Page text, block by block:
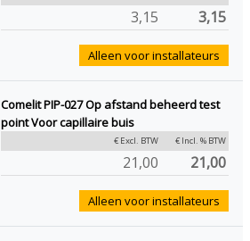
3,15 3,15
Alleen voor installateurs
Comelit PIP-027 Op afstand beheerd test
point Voor capillaire buis
€ Excl. BTW € Incl. % BTW
21,00 21,00
Alleen voor installateurs